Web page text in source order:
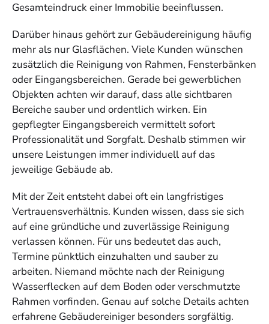
Gesamteindruck einer Immobilie beeinflussen.
Darüber hinaus gehört zur Gebäudereinigung häufig
mehr als nur Glasflächen. Viele Kunden wünschen
zusätzlich die Reinigung von Rahmen, Fensterbänken
oder Eingangsbereichen. Gerade bei gewerblichen
Objekten achten wir darauf, dass alle sichtbaren
Bereiche sauber und ordentlich wirken. Ein
gepflegter Eingangsbereich vermittelt sofort
Professionalität und Sorgfalt. Deshalb stimmen wir
unsere Leistungen immer individuell auf das
jeweilige Gebäude ab.
Mit der Zeit entsteht dabei oft ein langfristiges
Vertrauensverhältnis. Kunden wissen, dass sie sich
auf eine gründliche und zuverlässige Reinigung
verlassen können. Für uns bedeutet das auch,
Termine pünktlich einzuhalten und sauber zu
arbeiten. Niemand möchte nach der Reinigung
Wasserflecken auf dem Boden oder verschmutzte
Rahmen vorfinden. Genau auf solche Details achten
erfahrene Gebäudereiniger besonders sorgfältig.